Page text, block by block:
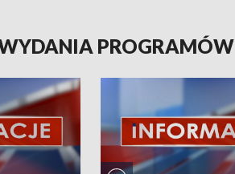
PROGRAMÓW